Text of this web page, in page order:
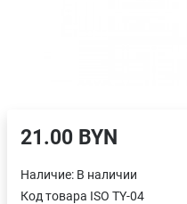
21.00 BYN
Наличие: В наличии
Код товара ISO TY-04